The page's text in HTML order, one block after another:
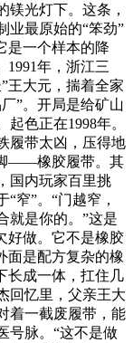
镁光灯下。这条，
业最原始的“笨劲”
是一个样本的降
1991年，浙江三
王大元，揣着全家
”。开局是给矿山
色正在1998年。
履带太凶，压得地
——橡胶履带。其
国内玩家百里挑
窄”。“门越窄，
就是你的。”这是
好做。它不是橡胶
面是配方复杂的橡
长成一体，扛住几
回忆里，父亲王大
着一截废履带，能
号脉。“这不是做